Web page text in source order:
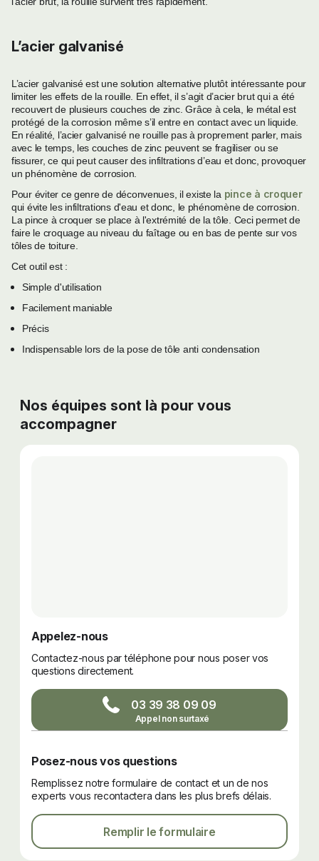
L’acier galvanisé
L’acier galvanisé est une solution alternative plutôt intéressante pour
limiter les effets de la rouille. En effet, il s’agit d’acier brut qui a été
recouvert de plusieurs couches de zinc. Grâce à cela, le métal est
protégé de la corrosion même s’il entre en contact avec un liquide.
En réalité, l’acier galvanisé ne rouille pas à proprement parler, mais
avec le temps, les couches de zinc peuvent se fragiliser ou se
fissurer, ce qui peut causer des infiltrations d’eau et donc, provoquer
un phénomène de corrosion.
Pour éviter ce genre de déconvenues, il existe la pince à croquer
qui évite les infiltrations d'eau et donc, le phénomène de corrosion.
La pince à croquer se place à l'extrémité de la tôle. Ceci permet de
faire le croquage au niveau du faîtage ou en bas de pente sur vos
tôles de toiture.
Cet outil est :
Simple d'utilisation
Facilement maniable
Précis
Indispensable lors de la pose de tôle anti condensation
Nos équipes sont là pour vous
accompagner
Appelez-nous
Contactez-nous par téléphone pour nous poser vos
questions directement.
03 39 38 09 09
Posez-nous vos questions
Remplissez notre formulaire de contact et un de nos
experts vous recontactera dans les plus brefs délais.
Remplir le formulaire